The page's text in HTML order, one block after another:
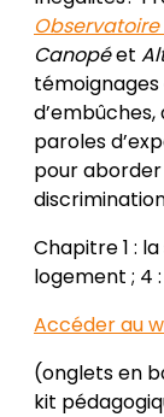
Canopéet
témoignages
paroles
pour
Chapitre 1 :
logement ; 4
Accéder au
(onglets en
kit